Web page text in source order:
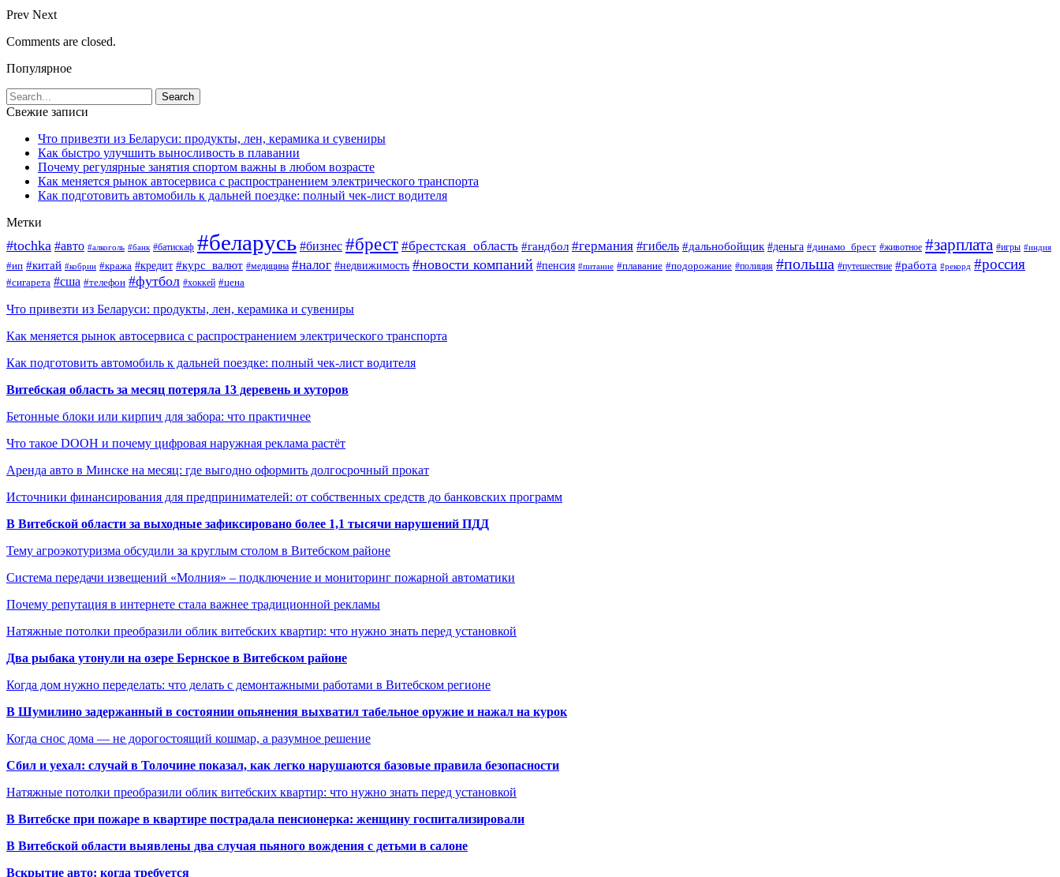
Prev Next
Comments are closed.
Популярное
Свежие записи
Что привезти из Беларуси: продукты, лен, керамика и сувениры
Как быстро улучшить выносливость в плавании
Почему регулярные занятия спортом важны в любом возрасте
Как меняется рынок автосервиса с распространением электрического транспорта
Как подготовить автомобиль к дальней поездке: полный чек-лист водителя
Метки
#tochka #авто #алкоголь #банк #батискаф #беларусь #бизнес #брест #брестская_область #гандбол #германия #гибель #дальнобойщик #деньга #динамо_брест #животное #зарплата #игры #индия
#ип #китай #кобрин #кража #кредит #курс_валют #медицина #налог #недвижимость #новости компаний #пенсия #питание #плавание #подорожание #полиция #польша #путешествие #работа #рекорд #россия
#сигарета #сша #телефон #футбол #хоккей #цена
Что привезти из Беларуси: продукты, лен, керамика и сувениры
Как меняется рынок автосервиса с распространением электрического транспорта
Как подготовить автомобиль к дальней поездке: полный чек-лист водителя
Витебская область за месяц потеряла 13 деревень и хуторов
Бетонные блоки или кирпич для забора: что практичнее
Что такое DOOH и почему цифровая наружная реклама растёт
Аренда авто в Минске на месяц: где выгодно оформить долгосрочный прокат
Источники финансирования для предпринимателей: от собственных средств до банковских программ
В Витебской области за выходные зафиксировано более 1,1 тысячи нарушений ПДД
Тему агроэкотуризма обсудили за круглым столом в Витебском районе
Система передачи извещений «Молния» – подключение и мониторинг пожарной автоматики
Почему репутация в интернете стала важнее традиционной рекламы
Натяжные потолки преобразили облик витебских квартир: что нужно знать перед установкой
Два рыбака утонули на озере Бернское в Витебском районе
Когда дом нужно переделать: что делать с демонтажными работами в Витебском регионе
В Шумилино задержанный в состоянии опьянения выхватил табельное оружие и нажал на курок
Когда снос дома — не дорогостоящий кошмар, а разумное решение
Сбил и уехал: случай в Толочине показал, как легко нарушаются базовые правила безопасности
Натяжные потолки преобразили облик витебских квартир: что нужно знать перед установкой
В Витебске при пожаре в квартире пострадала пенсионерка: женщину госпитализировали
В Витебской области выявлены два случая пьяного вождения с детьми в салоне
Вскрытие авто: когда требуется